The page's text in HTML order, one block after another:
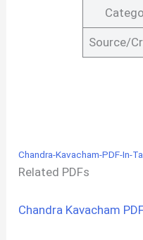
Source/
Chandra-Kavacham-PDF-In-
Related PDFs
Chandra Kavacham